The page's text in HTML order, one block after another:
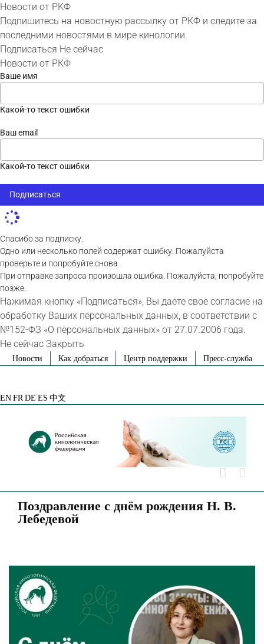
Новости от РКФ
Подпишитесь на новостную рассылку от РКФ и следите за
последними новостями в мире кинологии.
Подписаться Не сейчас
Новости от РКФ
Ваше имя
Какой-то текст ошибки
Ваш email
Какой-то текст ошибки
Подписаться
Спасибо за подписку.
Одно или несколько полей содержат ошибку. Пожалуйста
проверьте и попробуйте снова.
При отправке запроса произошла ошибка. Пожалуйста, попробуйте
позже.
Нажимая кнопку «Подписаться», Вы даете свое согласие на
обработку Ваших персональных данных, в соответствии с
№152-ФЗ «О персональных данных» от 27.07.2006 года.
Не сейчас Закрыть
SkipНовости Как добраться Центр поддержки Пресс-служба
EN FR DE ES 中文
Поздравление с днём рождения Н. В.
Лебедевой
Larger
Image